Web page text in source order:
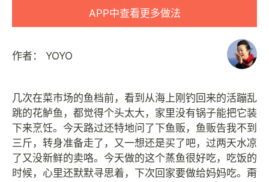
APP中查看更多做法
作者： YOYO
几次在菜市场的鱼档前，看到从海上刚钓回来的活蹦乱
跳的花鲈鱼，都觉得个头太大，家里没有锅子能把它装
下来烹饪。今天路过还特地问了下鱼贩，鱼贩告我不到
三斤，转身准备走了，又一想还是买了吧，过两天水凉
了又没新鲜的卖咯。今天做的这个蒸鱼很好吃，吃饭的
时候，心里还默默寻思着，下次回家要做给妈妈吃。甭